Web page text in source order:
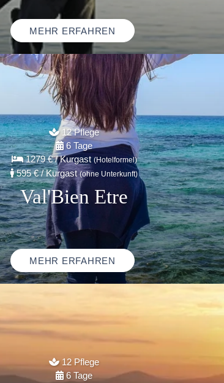
MEHR ERFAHREN
Val'Bien Etre
12 Pflege
6 Tage
1279 €/ Kurgast (Hotelformel)
595 €/ Kurgast(ohne Unterkunft)
MEHR ERFAHREN
12 Pflege
6 Tage